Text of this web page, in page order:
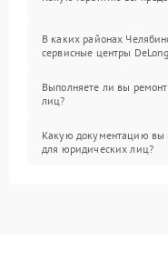
В каких районах
сервисные центры
Выполняете ли вы
лиц?
Какую документацию вы
для юридических лиц?